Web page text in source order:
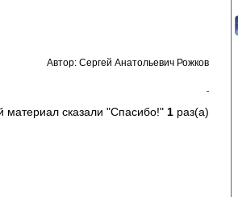
Автор: Сергей Анатольевич Рожков
материал сказали "Спасибо!" 1 раз(а)